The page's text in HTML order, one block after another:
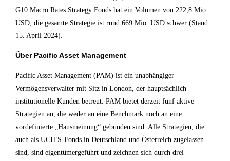
G10 Macro Rates Strategy Fonds hat ein Volumen von 222,8 Mio.
USD; die gesamte Strategie ist rund 669 Mio. USD schwer (Stand:
15. April 2024).
Über Pacific Asset Management
Pacific Asset Management (PAM) ist ein unabhängiger
Vermögensverwalter mit Sitz in London, der hauptsächlich
institutionelle Kunden betreut. PAM bietet derzeit fünf aktive
Strategien an, die weder an eine Benchmark noch an eine
vordefinierte „Hausmeinung“ gebunden sind. Alle Strategien, die
auch als UCITS-Fonds in Deutschland und Österreich zugelassen
sind, sind eigentümergeführt und zeichnen sich durch drei